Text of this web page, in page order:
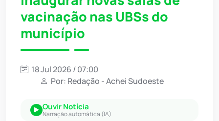
vacinação nas UBSs do
município
18 Jul 2026 / 07:00
Por: Redação - Achei Sudoeste
Ouvir Notícia
Narração automática (IA)